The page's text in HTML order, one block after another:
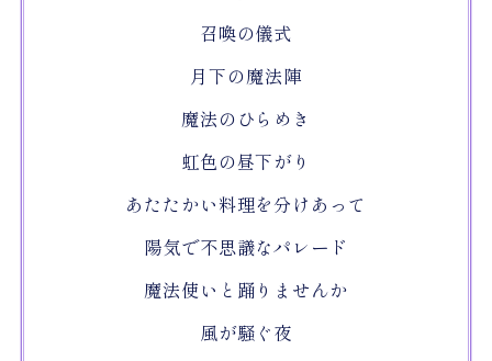
召喚の儀式
月下の魔法陣
魔法のひらめき
虹色の昼下がり
あたたかい料理を分けあって
陽気で不思議なパレード
魔法使いと踊りませんか
風が騒ぐ夜